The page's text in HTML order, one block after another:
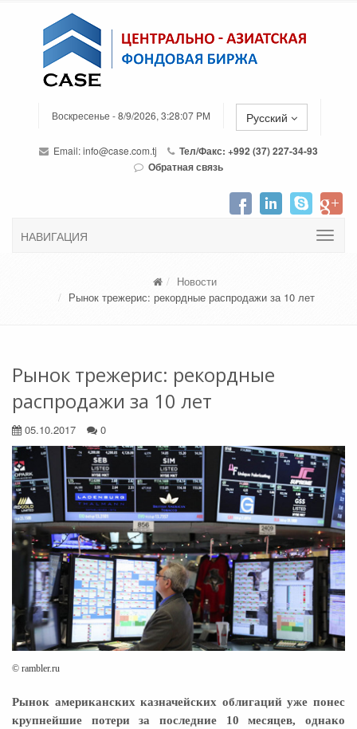
Воскресенье - 8/9/2026, 3:28:07 PM Русский
Email:info@case.com.tj
Тел/Факс: +992 (37) 227-34-93
Обратная связь
НАВИГАЦИЯ
Новости
Рынок трежерис: рекордные распродажи за 10 лет
Рынок трежерис: рекордные
распродажи за 10 лет
05.10.2017 0
© rambler.ru
Рынок американских казначейских облигаций уже понес
крупнейшие потери за последние 10 месяцев, однако